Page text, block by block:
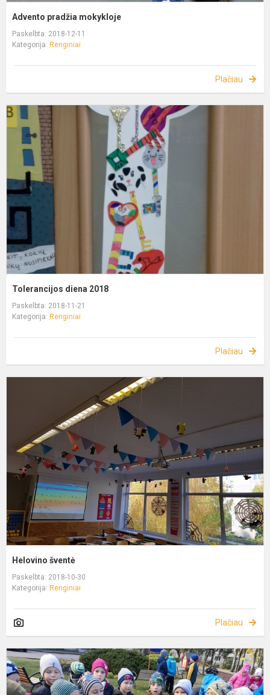
Advento pradžia mokykloje
Paskelbta: 2018-12-11
Kategorija: Renginiai
Plačiau
Tolerancijos diena 2018
Paskelbta: 2018-11-21
Kategorija: Renginiai
Plačiau
Helovino šventė
Paskelbta: 2018-10-30
Kategorija: Renginiai
Plačiau